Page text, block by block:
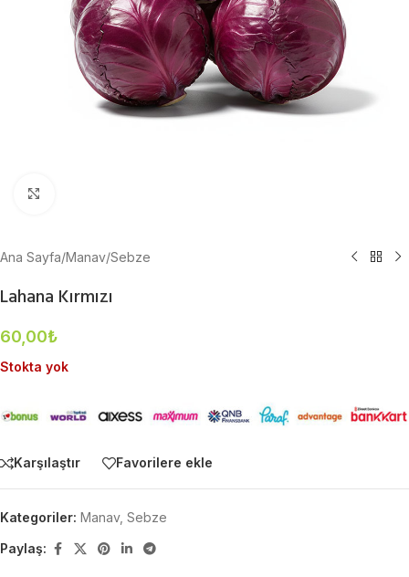
Ana Sayfa/Manav/Sebze
Lahana Kırmızı
60,00₺
Stokta yok
Karşılaştır Favorilere ekle
Kategoriler: Manav, Sebze
Paylaş: